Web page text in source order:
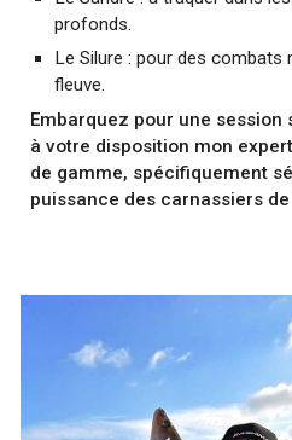
profonds.
Le Silure : pour des
fleuve.
Embarquez pour une
à votre disposition mon
de gamme, spécifiquement
puissance des carnassiers